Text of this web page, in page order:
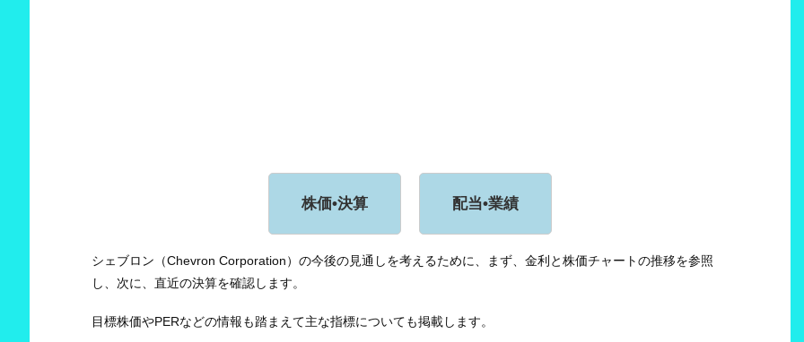
株価•決算 配当•業績
シェブロン（Chevron Corporation）の今後の見通しを考えるために、まず、金利と株価チャートの推移を参照
し、次に、直近の決算を確認します。
目標株価やPERなどの情報も踏まえて主な指標についても掲載します。